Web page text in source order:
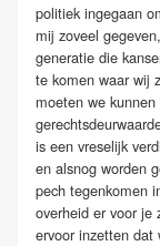
politiek ingegaan
mij zoveel
generatie die
te komen waar wij
moeten we
is een vreselijk
en alsnog worden
pech tegenkomen
overheid er voor je
ervoor inzetten dat